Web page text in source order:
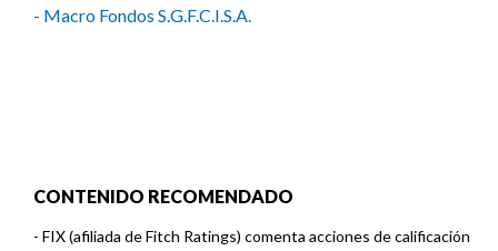
- Macro Fondos S.G.F.C.I.S.A.
CONTENIDO RECOMENDADO
- FIX (afiliada de Fitch Ratings) comenta acciones de calificación